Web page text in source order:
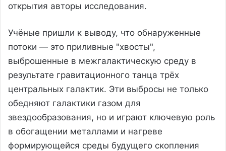
открытия авторы исследования.
Учёные пришли к выводу, что обнаруженные
потоки — это приливные "хвосты",
выброшенные в межгалактическую среду в
результате гравитационного танца трёх
центральных галактик. Эти выбросы не только
обедняют галактики газом для
звездообразования, но и играют ключевую роль
в обогащении металлами и нагреве
формирующейся среды будущего скопления